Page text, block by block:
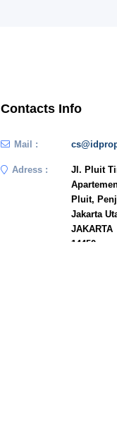
Contacts Info
Mail :
Adress :
Jl. Pluit
Pluit,
Jakarta
JAKARTA
14450